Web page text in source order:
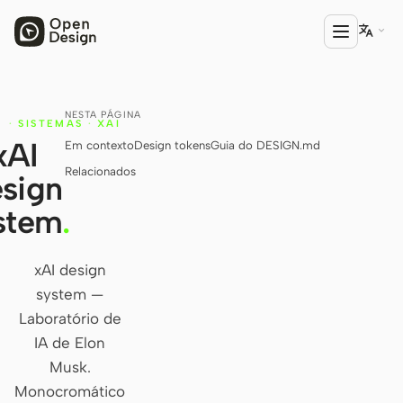
PRODUTO
Open Design
HTML Anything
HTML Video
Codex Slides
Open Design Plugin
Codex
Cursor Agent

NESTA PÁGINA
Em contextoDesign tokensGuia do DESIGN.md
Relacionados
· SISTEMAS · XAI
.
xAI design
system —
Laboratório de
IA de Elon
Musk.
Monocromático